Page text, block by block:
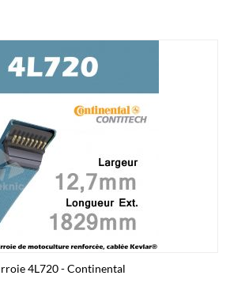
4L720 - Continental